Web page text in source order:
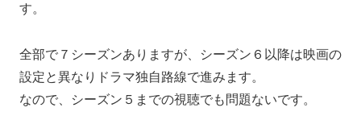
す。
全部で７シーズンありますが、シーズン６以降は映画の
設定と異なりドラマ独自路線で進みます。
なので、シーズン５までの視聴でも問題ないです。